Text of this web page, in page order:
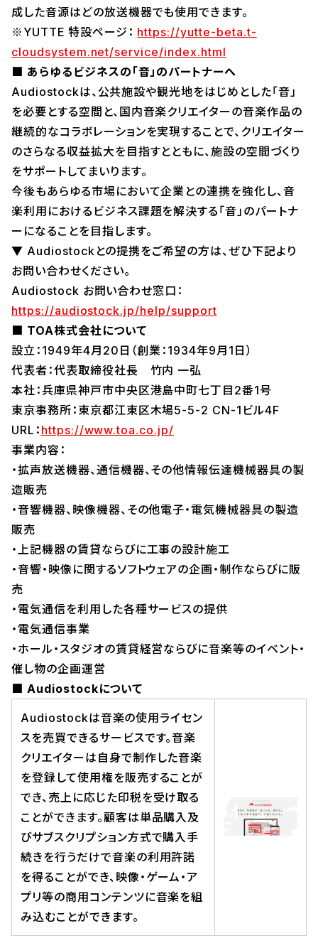
成した音源はどの放送機器でも使用できます。
※YUTTE 特設ページ： https://yutte-beta.t-
cloudsystem.net/service/index.html
■ あらゆるビジネスの「音」のパートナーへ
Audiostockは、公共施設や観光地をはじめとした「音」
を必要とする空間と、国内音楽クリエイターの音楽作品の
継続的なコラボレーションを実現することで、クリエイター
のさらなる収益拡大を目指すとともに、施設の空間づくり
をサポートしてまいります。
今後もあらゆる市場において企業との連携を強化し、音
楽利用におけるビジネス課題を解決する「音」のパートナ
ーになることを目指します。
▼ Audiostockとの提携をご希望の方は、ぜひ下記より
お問い合わせください。
Audiostock お問い合わせ窓口：
https://audiostock.jp/help/support
■ TOA株式会社について
設立：1949年4月20日（創業：1934年9月1日）
代表者：代表取締役社長 竹内 一弘
本社：兵庫県神戸市中央区港島中町七丁目2番1号
東京事務所：東京都江東区木場5-5-2 CN-1ビル4F
URL： https://www.toa.co.jp/
事業内容：
・拡声放送機器、通信機器、その他情報伝達機械器具の製
造販売
・音響機器、映像機器、その他電子・電気機械器具の製造
販売
・上記機器の賃貸ならびに工事の設計施工
・音響・映像に関するソフトウェアの企画・制作ならびに販
売
・電気通信を利用した各種サービスの提供
・電気通信事業
・ホール・スタジオの賃貸経営ならびに音楽等のイベント・
催し物の企画運営
■ Audiostockについて
Audiostockは音楽の使用ライセン
スを売買できるサービスです。音楽
クリエイターは自身で制作した音楽
を登録して使用権を販売することが
でき、売上に応じた印税を受け取る
ことができます。顧客は単品購入及
びサブスクリプション方式で購入手
続きを行うだけで音楽の利用許諾
を得ることができ、映像・ゲーム・ア
プリ等の商用コンテンツに音楽を組
み込むことができます。